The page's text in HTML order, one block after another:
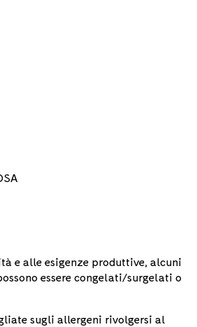
e alle esigenze produttive, alcuni
essere congelati/surgelati o
sugli allergeni rivolgersi al